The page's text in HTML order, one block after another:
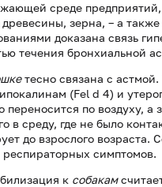
среде
зерна, – а
доказана связь
течения бронхиальной
тесно связана с
(Fel d 4) и
переносится по воздуху,
в среду, где не было
до взрослого
респираторных симптомов.
к собакам